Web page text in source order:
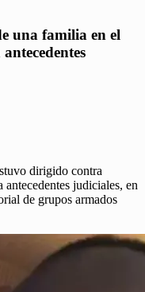
una familia en el
dirigido contra
judiciales, en
de grupos armados